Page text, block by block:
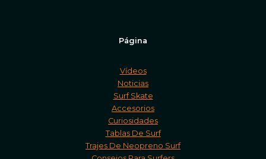
Página
Vídeos
Noticias
Surf Skate
Accesorios
Curiosidades
Tablas De Surf
Trajes De Neopreno Surf